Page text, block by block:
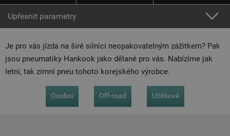
Upřesnit parametry
Je pro vás jízda na širé silnici neopakovatelným zážitkem? Pak
jsou pneumatiky Hankook jako dělané pro vás. Nabízíme jak
letní, tak zimní pneu tohoto korejského výrobce.
Osobní Off-road Užitkové